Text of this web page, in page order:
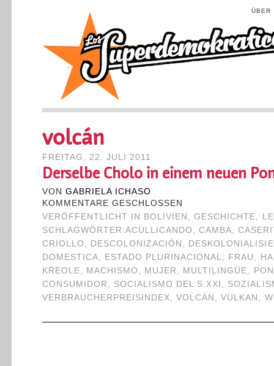
ÜBER
volcán
FREITAG, 22. JULI 2011
Derselbe Cholo in einem neuen
VON GABRIELA ICHASO
KOMMENTARE GESCHLOSSEN
VERÖFFENTLICHT IN
BOLIVIEN ,GESCHICHTE,
SCHLAGWÖRTER:ACULLICANDO ,CAMBA,
CRIOLLO , DESCOLONIZACIÓN ,
DOMESTICA, ESTADO PLURINACIONAL, FRAU ,
KREOLE, MACHISMO , MUJER , MULTILINGÜE,
CONSUMIDOR , SOCIALISMO DEL S.XXI ,
VERBRAUCHERPREISINDEX,VOLCÁN ,VULKAN ,